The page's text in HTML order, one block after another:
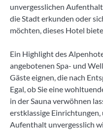
unvergesslichen
die Stadt erkunden oder
möchten, dieses Hotel
Ein Highlight des
angebotenen Spa- und
Gäste eignen, die nach
Egal, ob Sie eine
in der Sauna verwöhnen
erstklassige
Aufenthalt unvergesslich